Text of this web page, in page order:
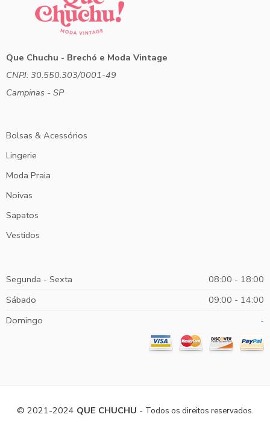
Que Chuchu - Brechó e Moda Vintage
CNPJ: 30.550.303/0001-49
Campinas - SP
Bolsas & Acessórios
Lingerie
Moda Praia
Noivas
Sapatos
Vestidos
Segunda - Sexta
08:00 - 18:00
Sábado
09:00 - 14:00
Domingo
-
© 2021-2024 QUE CHUCHU - Todos os direitos reservados.